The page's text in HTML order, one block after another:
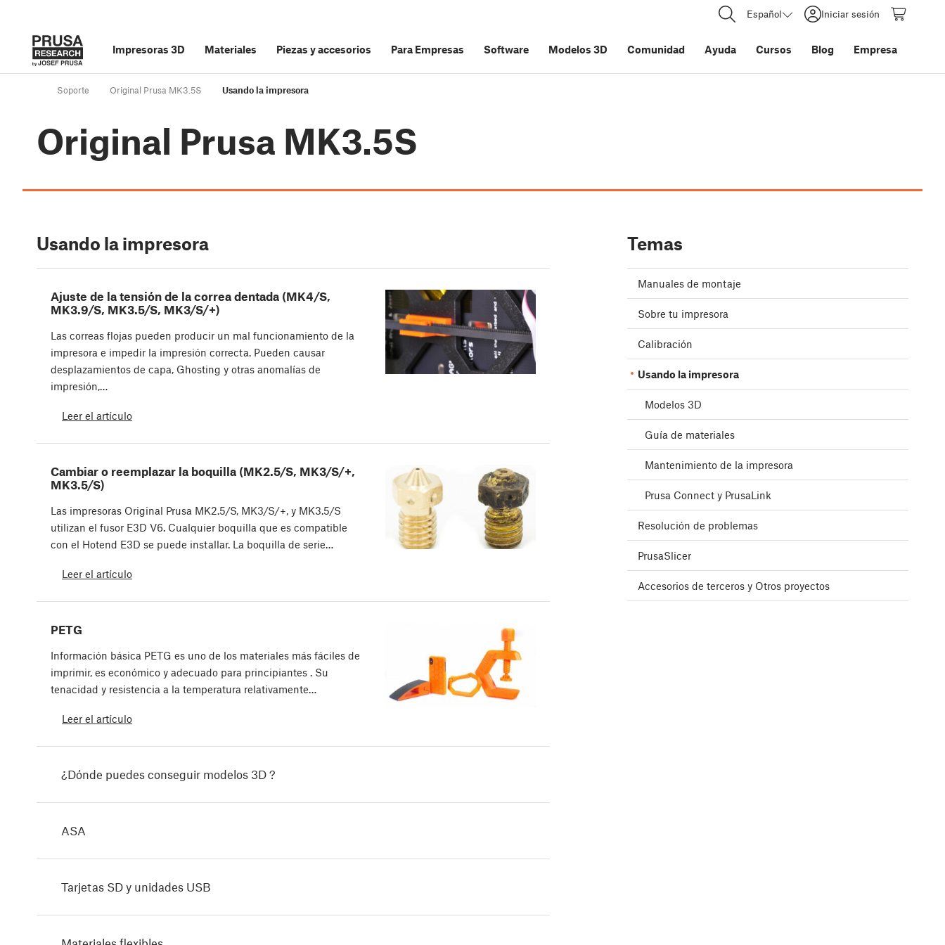
Español Iniciar sesión
Impresoras 3D Materiales Piezas y accesorios Para Empresas Software Modelos 3D Comunidad Ayuda Cursos Blog Empresa
Soporte Original Prusa MK3.5S Usando la impresora
Original Prusa MK3.5S
Usando la impresora
Ajuste de la tensión de la correa dentada (MK4/S,
MK3.9/S, MK3.5/S, MK3/S/+)
Las correas flojas pueden producir un mal funcionamiento de la
impresora e impedir la impresión correcta. Pueden causar
desplazamientos de capa, Ghosting y otras anomalías de
impresión,…
Leer el artículo
Cambiar o reemplazar la boquilla (MK2.5/S, MK3/S/+,
MK3.5/S)
Las impresoras Original Prusa MK2.5/S, MK3/S/+, y MK3.5/S
utilizan el fusor E3D V6. Cualquier boquilla que es compatible
con el Hotend E3D se puede installar. La boquilla de serie…
Leer el artículo
PETG
Información básica PETG es uno de los materiales más fáciles de
imprimir, es económico y adecuado para principiantes . Su
tenacidad y resistencia a la temperatura relativamente…
Leer el artículo
¿Dónde puedes conseguir modelos 3D ?
ASA
Tarjetas SD y unidades USB
Temas
Manuales de montaje
Sobre tu impresora
Calibración
Usando la impresora
Modelos 3D
Guía de materiales
Mantenimiento de la impresora
Prusa Connect y PrusaLink
Resolución de problemas
PrusaSlicer
Accesorios de terceros y Otros proyectos